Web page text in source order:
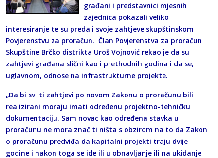
građani i predstavnici mjesnih
zajednica pokazali veliko
interesiranje te su predali svoje zahtjeve skupštinskom
Povjerenstvu za proračun. Član Povjerenstva za proračun
Skupštine Brčko distrikta Uroš Vojnović rekao je da su
zahtjevi građana slični kao i prethodnih godina i da se,
uglavnom, odnose na infrastrukturne projekte.
„Da bi svi ti zahtjevi po novom Zakonu o proračunu bili
realizirani moraju imati određenu projektno-tehničku
dokumentaciju. Sam novac kao određena stavka u
proračunu ne mora značiti ništa s obzirom na to da Zakon
o proračunu predviđa da kapitalni projekti traju dvije
godine i nakon toga se ide ili u obnavljanje ili na ukidanje